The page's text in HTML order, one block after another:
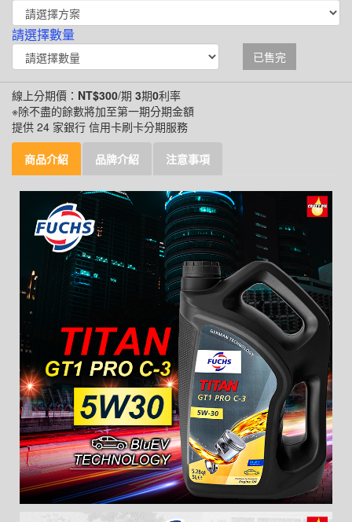
請選擇數量
已售完
線上分期價： NT$300/期 3期0利率
※除不盡的餘數將加至第一期分期金額
提供 24 家銀行 信用卡刷卡分期服務
商品介紹 品牌介紹 注意事項